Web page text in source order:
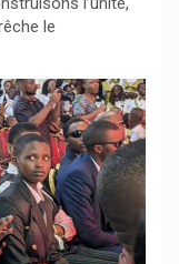
le